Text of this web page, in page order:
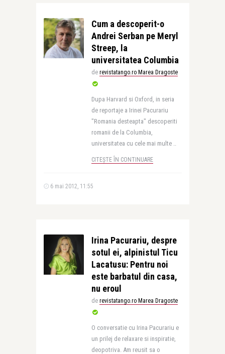
Cum a descoperit-o
Andrei Serban pe Meryl
Streep, la
universitatea Columbia
de revistatango.ro Marea Dragoste
Dupa Harvard si Oxford, in seria
de reportaje a Irinei Pacurariu
"Romania desteapta" descoperiti
romanii de la Columbia,
universitatea cu cele mai multe ..
CITEȘTE ÎN CONTINUARE
6 mai 2012, 11:55
Irina Pacurariu, despre
sotul ei, alpinistul Ticu
Lacatusu: Pentru noi
este barbatul din casa,
nu eroul
de revistatango.ro Marea Dragoste
O conversatie cu Irina Pacurariu e
un prilej de relaxare si inspiratie,
deopotriva. Am reusit sa o